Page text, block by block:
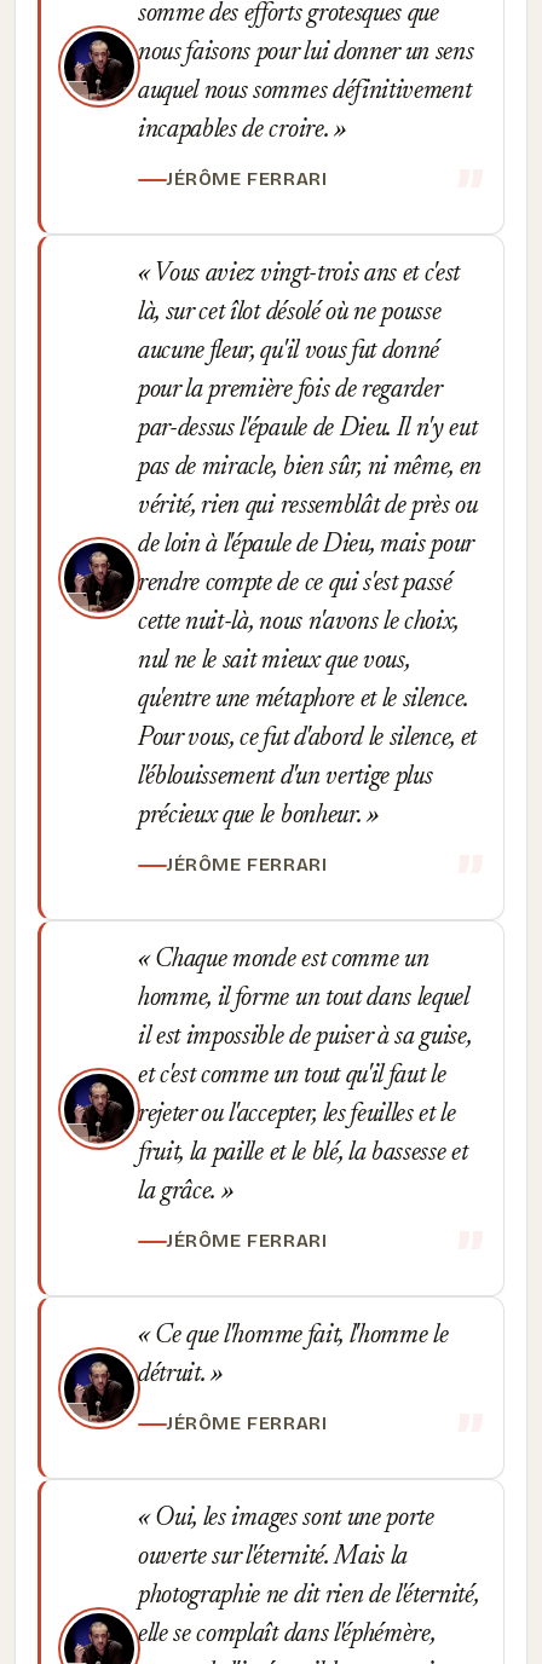
somme des efforts grotesques que
nous faisons pour lui donner un sens
auquel nous sommes définitivement
incapables de croire.
JÉRÔME FERRARI
Vous aviez vingt-trois ans et c'est
là, sur cet îlot désolé où ne pousse
aucune fleur, qu'il vous fut donné
pour la première fois de regarder
par-dessus l'épaule de Dieu. Il n'y eut
pas de miracle, bien sûr, ni même, en
vérité, rien qui ressemblât de près ou
de loin à l'épaule de Dieu, mais pour
rendre compte de ce qui s'est passé
cette nuit-là, nous n'avons le choix,
nul ne le sait mieux que vous,
qu'entre une métaphore et le silence.
Pour vous, ce fut d'abord le silence, et
l'éblouissement d'un vertige plus
précieux que le bonheur.
JÉRÔME FERRARI
Chaque monde est comme un
homme, il forme un tout dans lequel
il est impossible de puiser à sa guise,
et c'est comme un tout qu'il faut le
rejeter ou l'accepter, les feuilles et le
fruit, la paille et le blé, la bassesse et
la grâce.
JÉRÔME FERRARI
Ce que l'homme fait, l'homme le
détruit.
JÉRÔME FERRARI
Oui, les images sont une porte
ouverte sur l'éternité. Mais la
photographie ne dit rien de l'éternité,
elle se complaît dans l'éphémère,